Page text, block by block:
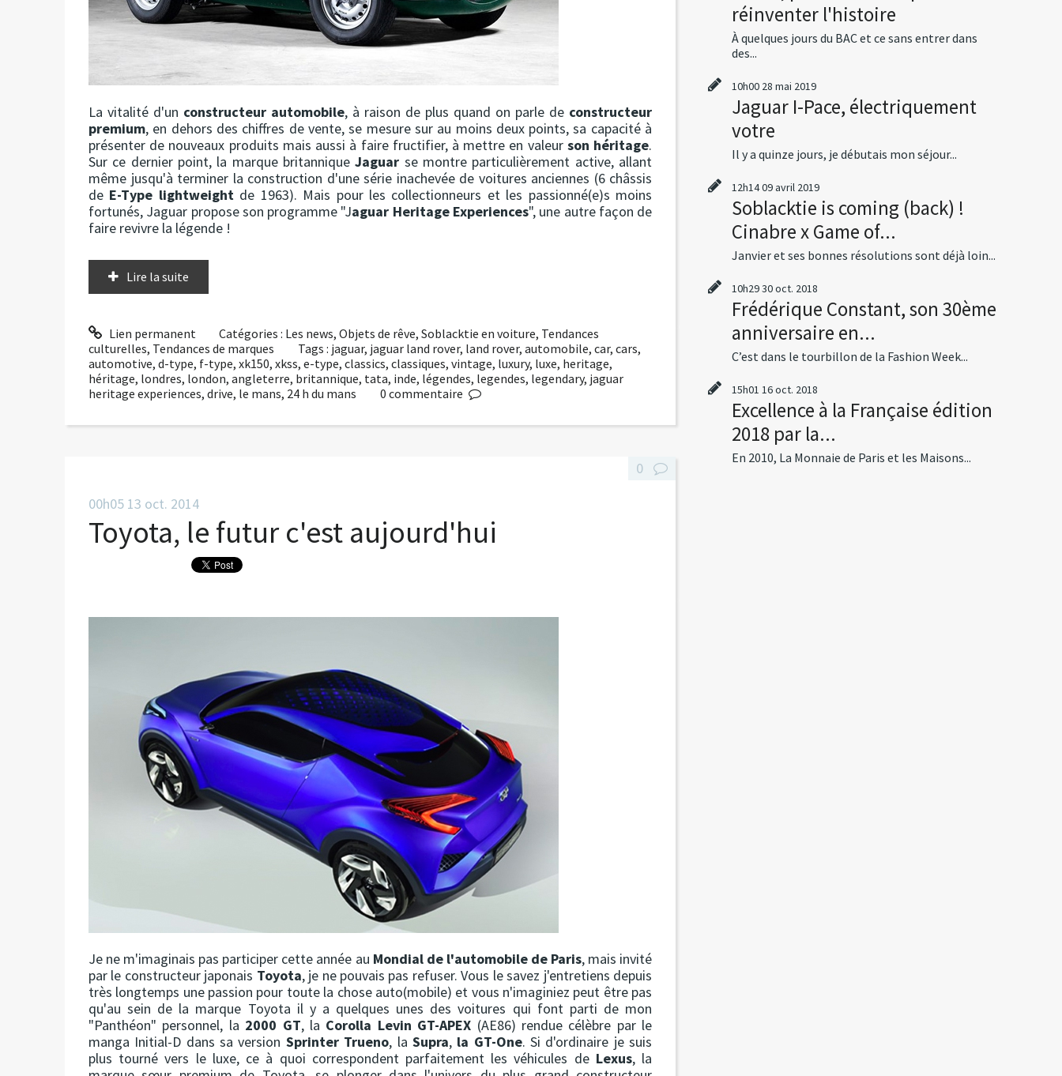
La vitalité d'un constructeur automobile, à raison de plus quand on parle de constructeur
premium, en dehors des chiffres de vente, se mesure sur au moins deux points, sa capacité à
présenter de nouveaux produits mais aussi à faire fructifier, à mettre en valeur son héritage.
Sur ce dernier point, la marque britanniqueJaguar se montre particulièrement active, allant
même jusqu'à terminer la construction d'une série inachevée de voitures anciennes (6 châssis
de E-Type lightweightde 1963). Mais pour les collectionneurs et les passionné(e)s moins
fortunés, Jaguar propose son programme "Jaguar Heritage Experiences", une autre façon de
faire revivre la légende !
Lire la suite
Lien permanent Catégories : Les news,Objets de rêve,Soblacktie en voiture, Tendances
culturelles, Tendances de marques Tags : jaguar, jaguar land rover, land rover, automobile, car, cars,
automotive, d-type, f-type, xk150, xkss, e-type, classics, classiques, vintage, luxury, luxe, heritage,
héritage, londres, london, angleterre, britannique, tata, inde, légendes, legendes, legendary, jaguar
heritage experiences, drive, le mans, 24 h du mans 0 commentaire
00h05 13 oct. 2014
Toyota, le futur c'est aujourd'hui
Je ne m'imaginais pas participer cette année au Mondial de l'automobile de Paris, mais invité
par le constructeur japonais Toyota, je ne pouvais pas refuser. Vous le savez j'entretiens depuis
très longtemps une passion pour toute la chose auto(mobile) et vous n'imaginiez peut être pas
qu'au sein de la marque Toyota il y a quelques unes des voitures qui font parti de mon
"Panthéon" personnel, la 2000 GT, la Corolla Levin GT-APEX (AE86) rendue célèbre par le
manga Initial-D dans sa version Sprinter Trueno, la Supra, la GT-One. Si d'ordinaire je suis
plus tourné vers le luxe, ce à quoi correspondent parfaitement les véhicules de Lexus, la
0
réinventer l'histoire
À quelques jours du BAC et ce sans entrer dans
des...
10h00 28 mai 2019
Jaguar I-Pace, électriquement
votre
Il y a quinze jours, je débutais mon séjour...
12h1409avril 2019
Soblacktie is coming (back) !
Cinabre x Game of...
Janvier et ses bonnes résolutions sont déjà loin...
10h2930oct. 2018
Frédérique Constant, son 30ème
anniversaire en...
C’est dans le tourbillon de la Fashion Week...
15h01 16oct. 2018
Excellence à la Française édition
2018 par la...
En 2010, La Monnaie de Paris et les Maisons...